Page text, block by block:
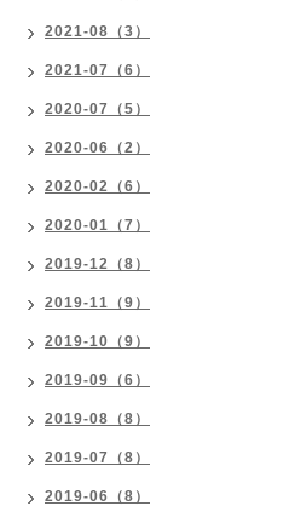
2021-08（3）
2021-07（6）
2020-07（5）
2020-06（2）
2020-02（6）
2020-01（7）
2019-12（8）
2019-11（9）
2019-10（9）
2019-09（6）
2019-08（8）
2019-07（8）
2019-06（8）